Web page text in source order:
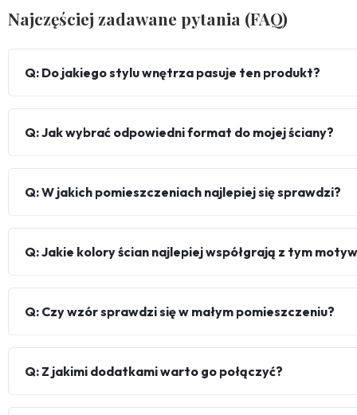
Najczęściej zadawane pytania (FAQ)
Q: Do jakiego stylu wnętrza pasuje ten produkt?
Q: Jak wybrać odpowiedni format do mojej ściany?
Q: W jakich pomieszczeniach najlepiej się sprawdzi?
Q: Jakie kolory ścian najlepiej współgrają z tym
Q: Czy wzór sprawdzi się w małym pomieszczeniu?
Q: Z jakimi dodatkami warto go połączyć?